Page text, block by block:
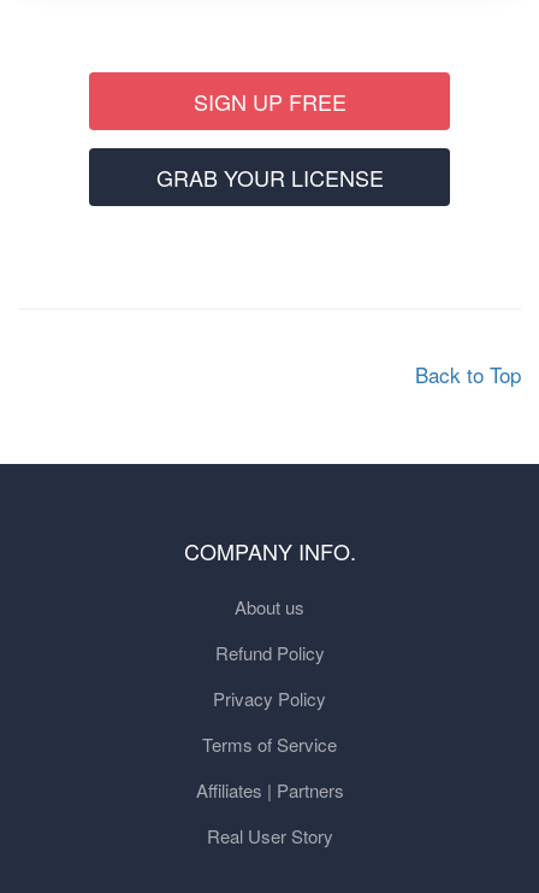
SIGN UP FREE
GRAB YOUR LICENSE
Back to Top
COMPANY INFO.
About us
Refund Policy
Privacy Policy
Terms of Service
Affiliates | Partners
Real User Story